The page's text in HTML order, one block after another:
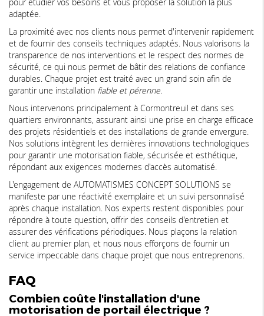
adaptée.
La proximité avec nos clients nous permet d'intervenir rapidement
et de fournir des conseils techniques adaptés. Nous valorisons la
transparence de nos interventions et le respect des normes de
sécurité, ce qui nous permet de bâtir des relations de confiance
durables. Chaque projet est traité avec un grand soin afin de
garantir une installation fiable et pérenne
Nous intervenons principalement à Cormontreuil et dans ses
quartiers environnants, assurant ainsi une prise en charge efficace
des projets résidentiels et des installations de grande envergure.
Nos solutions intègrent les dernières innovations technologiques
pour garantir une motorisation fiable, sécurisée et esthétique,
répondant aux exigences modernes d'accès automatisé.
L'engagement de AUTOMATISMES CONCEPT SOLUTIONS se
manifeste par une réactivité exemplaire et un suivi personnalisé
après chaque installation. Nos experts restent disponibles pour
répondre à toute question, offrir des conseils d'entretien et
assurer des vérifications périodiques. Nous plaçons la relation
client au premier plan, et nous nous efforçons de fournir un
service impeccable dans chaque projet que nous entreprenons.
FAQ
Combien coûte l'installation d'une
motorisation de portail électrique ?